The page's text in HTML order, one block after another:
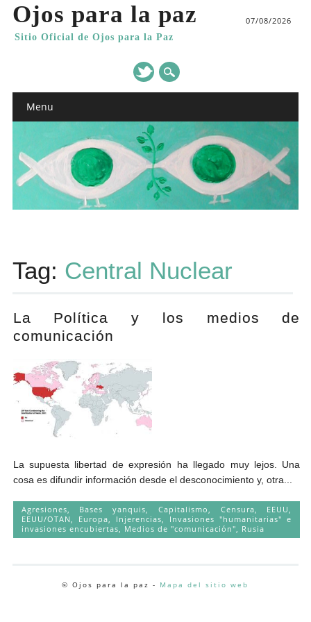
Ojos para la paz
Sitio Oficial de Ojos para la Paz
07/08/2026
Main menu
Menu
Andrés Vázquez de Sola
Tag: Central Nuclear
La Política y los medios de
comunicación
La supuesta libertad de expresión ha llegado muy lejos. Una
cosa es difundir información desde el desconocimiento y, otra...
Agresiones, Bases yanquis, Capitalismo, Censura, EEUU,
EEUU/OTAN, Europa, Injerencias, Invasiones "humanitarias" e
invasiones encubiertas, Medios de "comunicación", Rusia
© Ojos para la paz - Mapa del sitio web